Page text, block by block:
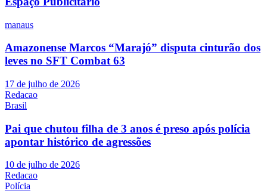
manaus
Amazonense Marcos “Marajó” disputa cinturão dos
leves no SFT Combat 63
17 de julho de 2026
Redacao
Brasil
Pai que chutou filha de 3 anos é preso após polícia
apontar histórico de agressões
10 de julho de 2026
Redacao
Polícia